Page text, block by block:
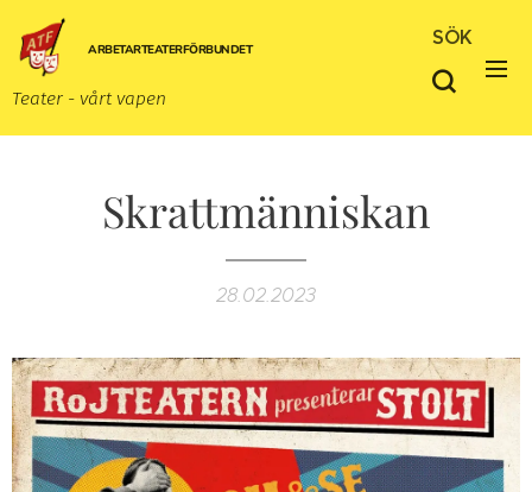
ARBETARTEATERFÖRBUNDET
Teater - vårt vapen
SÖK
Skrattmänniskan
28.02.2023